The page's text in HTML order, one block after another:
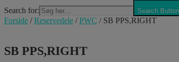
Search for:
Search Button
Forside /Reservedele /PWC / SB PPS,RIGHT
SB PPS,RIGHT